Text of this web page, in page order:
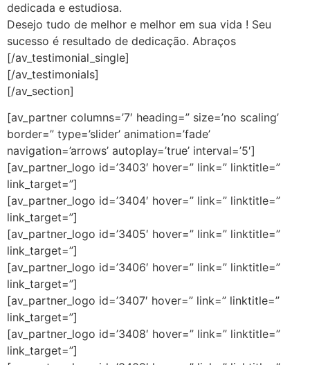
dedicada e estudiosa.
Desejo tudo de melhor e melhor em sua vida ! Seu
sucesso é resultado de dedicação. Abraços
[/av_testimonial_single]
[/av_testimonials]
[/av_section]
[av_partner columns=’7′ heading=” size=’no scaling’
border=” type=’slider’ animation=’fade’
navigation=’arrows’ autoplay=’true’ interval=’5′]
[av_partner_logo id=’3403′ hover=” link=” linktitle=”
link_target=”]
[av_partner_logo id=’3404′ hover=” link=” linktitle=”
link_target=”]
[av_partner_logo id=’3405′ hover=” link=” linktitle=”
link_target=”]
[av_partner_logo id=’3406′ hover=” link=” linktitle=”
link_target=”]
[av_partner_logo id=’3407′ hover=” link=” linktitle=”
link_target=”]
[av_partner_logo id=’3408′ hover=” link=” linktitle=”
link_target=”]